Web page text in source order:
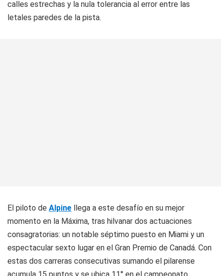
calles estrechas y la nula tolerancia al error entre las
letales paredes de la pista.
El piloto de Alpine llega a este desafío en su mejor
momento en la Máxima, tras hilvanar dos actuaciones
consagratorias: un notable séptimo puesto en Miami y un
espectacular sexto lugar en el Gran Premio de Canadá. Con
estas dos carreras consecutivas sumando el pilarense